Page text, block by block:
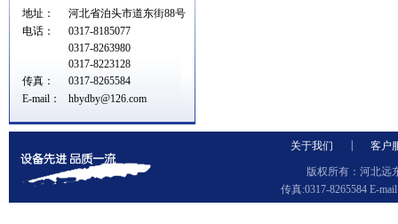
地址：
河北省泊头市道东街88号
电话：
0317-8185077
0317-8263980
0317-8223128
传真：
0317-8265584
E-mail：
hbydby@126.com
关于我们 客户
版权所有：河北远
传真:0317-8265584 E-